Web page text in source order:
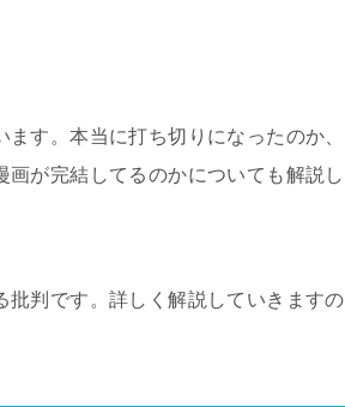
す。本当に打ち切りになったのか、
が完結してるのかについても解説し
判です。詳しく解説していきますの